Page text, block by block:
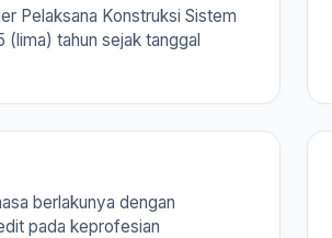
Pelaksana Konstruksi Sistem
(lima) tahun sejak tanggal
berlakunya dengan
pada keprofesian